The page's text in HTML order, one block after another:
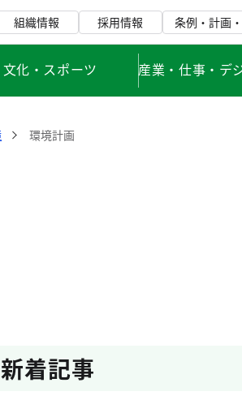
組織情報 採用情報 条例・計画
化・スポーツ 産業・仕事・デ
環境計画
着記事​